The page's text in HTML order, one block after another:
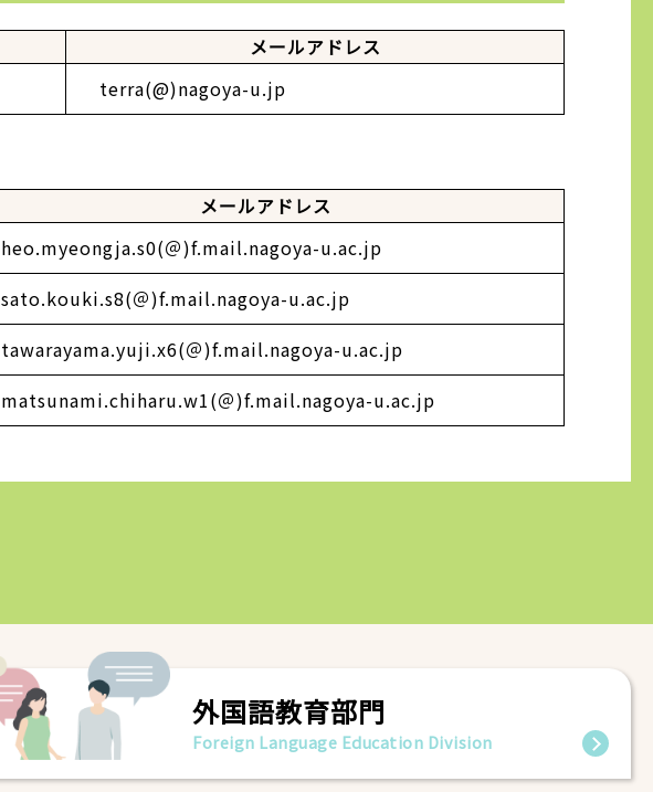
メールアドレス
terra(@)nagoya-u.jp
メールアドレス
heo.myeongja.s0(＠)f.mail.nagoya-u.ac.jp
sato.kouki.s8(＠)f.mail.nagoya-u.ac.jp
tawarayama.yuji.x6(＠)f.mail.nagoya-u.ac.jp
matsunami.chiharu.w1(＠)f.mail.nagoya-u.ac.jp
外国語教育部門
Foreign Language Education Division